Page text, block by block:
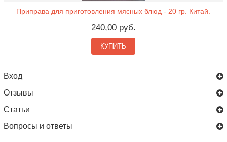
Приправа для приготовления мясных блюд - 20 гр. Китай.
240,00 руб.
КУПИТЬ
Вход
Отзывы
Статьи
Вопросы и ответы